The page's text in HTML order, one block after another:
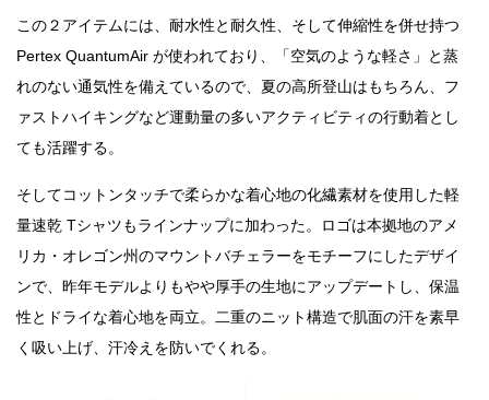
この２アイテムには、耐水性と耐久性、そして伸縮性を併せ持つ
Pertex QuantumAir が使われており、「空気のような軽さ」と蒸
れのない通気性を備えているので、夏の高所登山はもちろん、フ
ァストハイキングなど運動量の多いアクティビティの行動着とし
ても活躍する。
そしてコットンタッチで柔らかな着心地の化繊素材を使用した軽
量速乾 Tシャツもラインナップに加わった。ロゴは本拠地のアメ
リカ・オレゴン州のマウントバチェラーをモチーフにしたデザイ
ンで、昨年モデルよりもやや厚手の生地にアップデートし、保温
性とドライな着心地を両立。二重のニット構造で肌面の汗を素早
く吸い上げ、汗冷えを防いでくれる。